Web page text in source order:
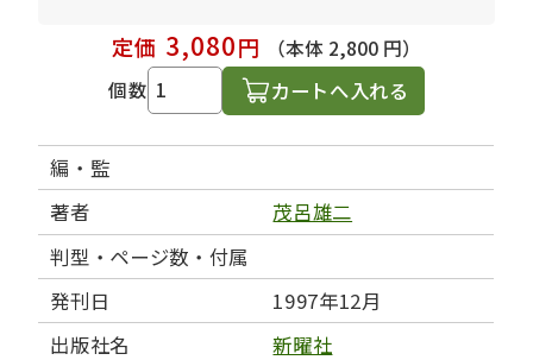
定価 3,080円
（本体 2,800 円）
個数
カートへ入れる
編・監
著者
茂呂雄二
判型・ページ数・付属
発刊日
1997年12月
出版社名
新曜社